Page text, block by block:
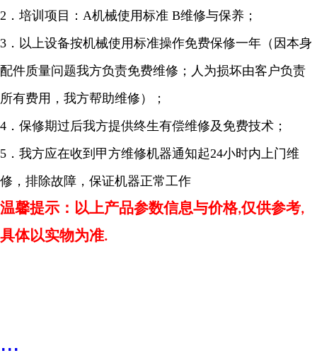
2 ．培训项目： A机械使用标准 B维修与保养；
3 ．以上设备按机械使用标准操作免费保修一年（因本身
配件质量问题我方负责免费维修；人为损坏由客户负责
所有费用，我方帮助维修）；
4 ．保修期过后我方提供终生有偿维修及免费技术；
5 ．我方应在收到甲方维修机器通知起24小时内上门维
修，排除故障，保证机器正常工作
温馨提示：以上产品参数信息与价格,仅供参考,
具体以实物为准.
...